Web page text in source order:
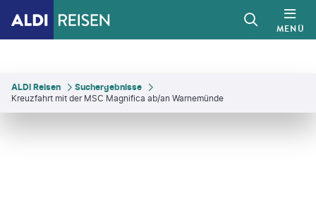
MENÜ
ALDI Reisen
Suchergebnisse
Kreuzfahrt mit der MSC Magnifica ab/an Warnemünde